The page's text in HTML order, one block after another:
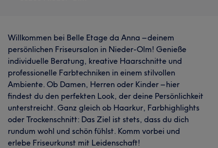
Willkommen bei Belle Etage da Anna – deinem
persönlichen Friseursalon in Nieder-Olm! Genieße
individuelle Beratung, kreative Haarschnitte und
professionelle Farbtechniken in einem stilvollen
Ambiente. Ob Damen, Herren oder Kinder – hier
findest du den perfekten Look, der deine Persönlichkeit
unterstreicht. Ganz gleich ob Haarkur, Farbhighlights
oder Trockenschnitt: Das Ziel ist stets, dass du dich
rundum wohl und schön fühlst. Komm vorbei und
erlebe Friseurkunst mit Leidenschaft!